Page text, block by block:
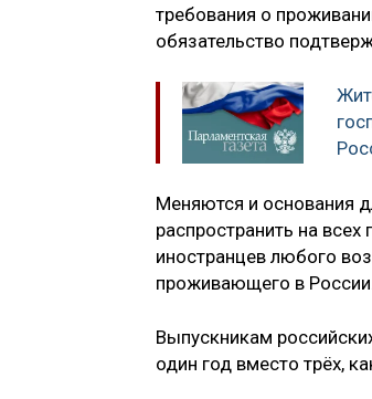
требования о
обязательство
Меняются и основания
распространить на
иностранцев любого
проживающего в России.
Выпускникам
один год вместо трёх,